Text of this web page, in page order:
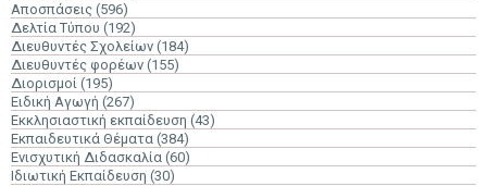
Αποσπάσεις (596)
Δελτία Τύπου (192)
Διευθυντές Σχολείων (184)
Διευθυντές φορέων (155)
Διορισμοί (195)
Ειδική Αγωγή (267)
Εκκλησιαστική εκπαίδευση (43)
Εκπαιδευτικά Θέματα (384)
Ενισχυτική Διδασκαλία (60)
Ιδιωτική Εκπαίδευση (30)